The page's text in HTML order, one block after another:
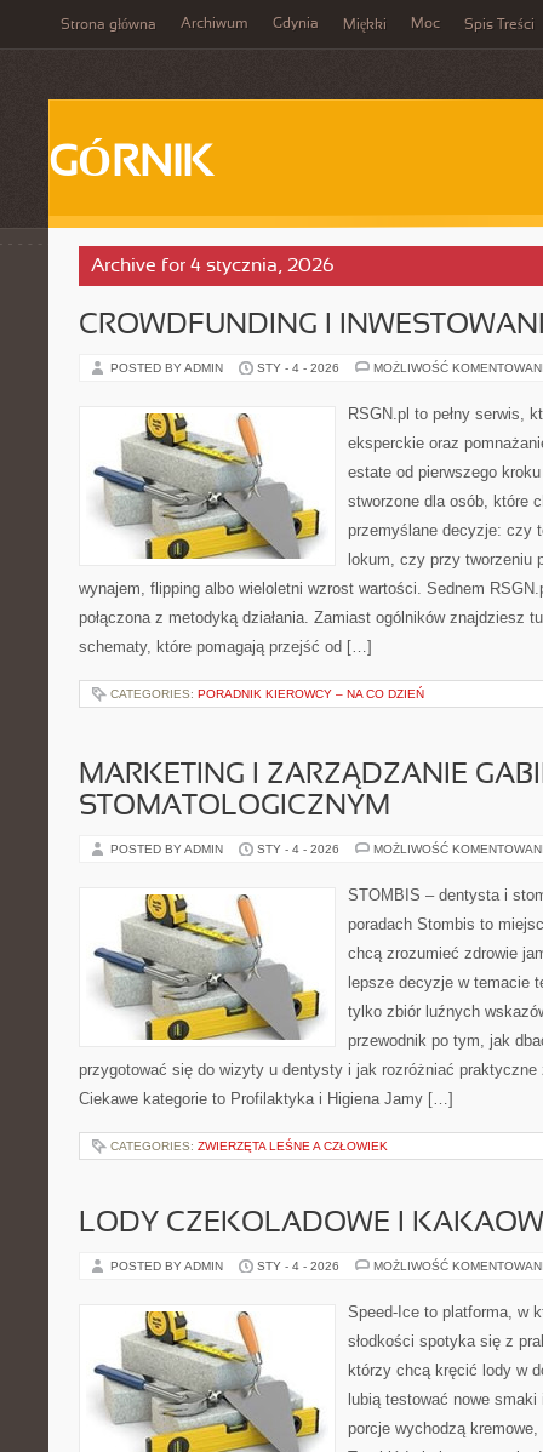
Strona główna Archiwum Gdynia Miękki Moc Spis Treści
GÓRNIK
Archive for 4 stycznia, 2026
CROWDFUNDING I
POSTED BY ADMIN STY - 4 - 2026 MOŻLIWOŚĆ
RSGN.pl to pełny serwis,
eksperckie oraz
estate od pierwszego
stworzone dla osób, które
przemyślane decyzje: czy
lokum, czy przy tworzeniu
wynajem, flipping albo wieloletni wzrost wartości. Sednem
połączona z metodyką działania. Zamiast ogólników znajdziesz
schematy, które pomagają przejść od […]
CATEGORIES: PORADNIK KIEROWCY – NA CO DZIEŃ
MARKETING I ZARZĄDZANIE
STOMATOLOGICZNYM
POSTED BY ADMIN STY - 4 - 2026 MOŻLIWOŚĆ
STOMBIS – dentysta i
poradach Stombis to
chcą zrozumieć zdrowie
lepsze decyzje w temacie
tylko zbiór luźnych
przewodnik po tym, jak
przygotować się do wizyty u dentysty i jak rozróżniać praktyczne
Ciekawe kategorie to Profilaktyka i Higiena Jamy […]
CATEGORIES: ZWIERZĘTA LEŚNE A CZŁOWIEK
LODY CZEKOLADOWE I
POSTED BY ADMIN STY - 4 - 2026 MOŻLIWOŚĆ
Speed-Ice to platforma, w
słodkości spotyka się z
którzy chcą kręcić lody w
lubią testować nowe
porcje wychodzą